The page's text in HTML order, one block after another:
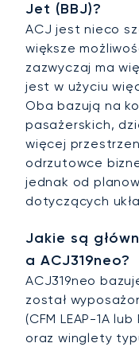
Jet (BBJ)?
ACJ jest nieco
większe
zazwyczaj ma
jest w użyciu
Oba bazują na
pasażerskich,
więcej
odrzutowce
jednak od
dotyczących
Jakie są
a ACJ319neo?
ACJ319neo
został
(CFM LEAP-1A
oraz winglety